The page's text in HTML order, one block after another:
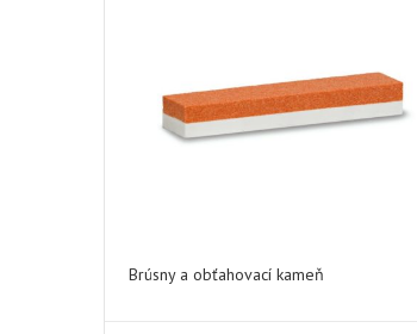
Brúsny a obťahovací kameň